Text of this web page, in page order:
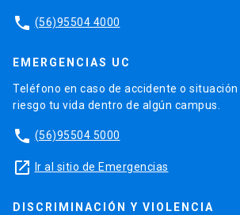
phone (56)95504 4000
EMERGENCIAS UC
Teléfono en caso de accidente o situación
riesgo tu vida dentro de algún campus.
phone (56)95504 5000
launch Ir al sitio de Emergencias
DISCRIMINACIÓN Y VIOLENCIA